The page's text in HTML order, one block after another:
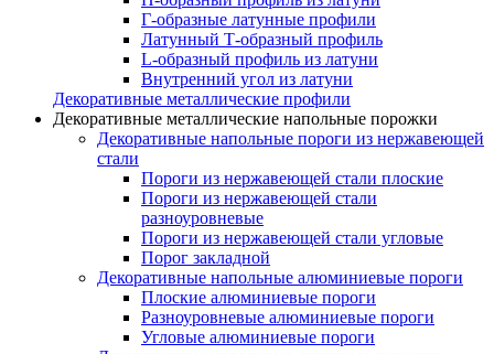
Г-образные латунные профили
Латунный Т-образный профиль
L-образный профиль из латуни
Внутренний угол из латуни
Декоративные металлические профили
Декоративные металлические напольные порожки
Декоративные напольные пороги из нержавеющей
стали
Пороги из нержавеющей стали плоские
Пороги из нержавеющей стали
разноуровневые
Пороги из нержавеющей стали угловые
Порог закладной
Декоративные напольные алюминиевые пороги
Плоские алюминиевые пороги
Разноуровневые алюминиевые пороги
Угловые алюминиевые пороги